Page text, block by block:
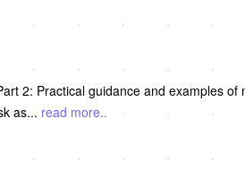
2: Practical guidance and examples of
as... read more..